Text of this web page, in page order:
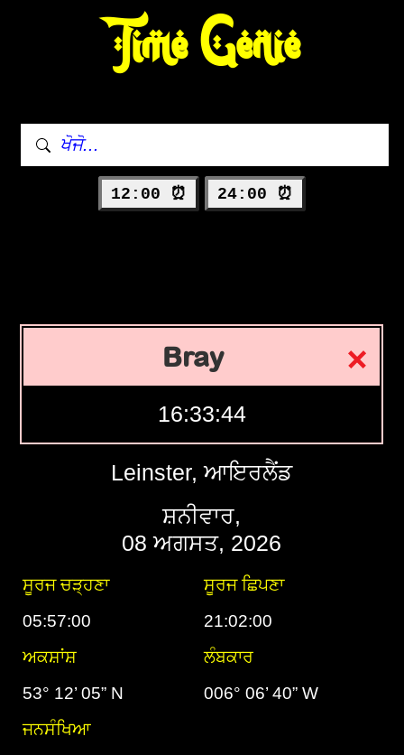
Time Genie
12:00 ⏰ 24:00 ⏰
Bray
16:33:45
Leinster, ਆਇਰਲੈਂਡ
ਸ਼ਨੀਵਾਰ,
08 ਅਗਸਤ, 2026
ਸੂਰਜ ਚੜ੍ਹਣਾ
ਸੂਰਜ ਛਿਪਣਾ
05:57:00
21:02:00
ਅਕਸ਼ਾਂਸ਼
ਲੰਬਕਾਰ
53° 12’ 05” N
006° 06’ 40” W
ਜਨਸੰਖਿਆ